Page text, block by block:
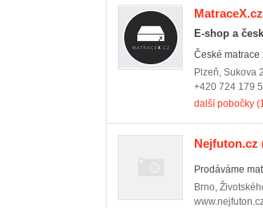
E-shop a
České matrace
Plzeň, Sukova
+420 724 179
další pobočky
Nejfuton.cz
Prodáváme
Brno,